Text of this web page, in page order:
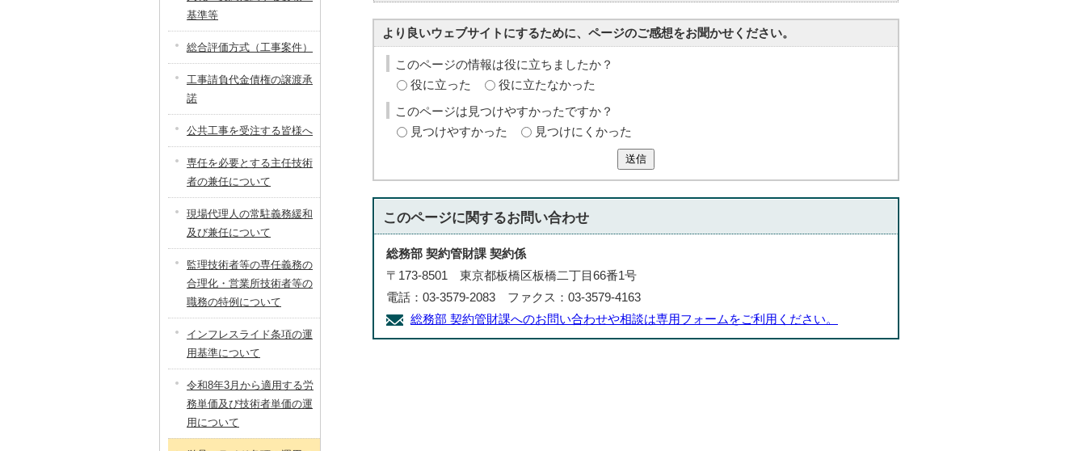
より良いウェブサイトにするために、ページのご感想をお聞かせください。
このページの情報は役に立ちましたか？
役に立った
役に立たなかった
このページは見つけやすかったですか？
見つけやすかった
見つけにくかった
送信
このページに関するお問い合わせ
総務部 契約管財課 契約係
〒173-8501 東京都板橋区板橋二丁目66番1号
電話：03-3579-2083 ファクス：03-3579-4163
総務部 契約管財課へのお問い合わせや相談は専用フォームをご利用ください。
基準等
総合評価方式（工事案件）
工事請負代金債権の譲渡承
諾
公共工事を受注する皆様へ
専任を必要とする主任技術
者の兼任について
現場代理人の常駐義務緩和
及び兼任について
監理技術者等の専任義務の
合理化・営業所技術者等の
職務の特例について
インフレスライド条項の運
用基準について
令和8年3月から適用する労
務単価及び技術者単価の運
用について